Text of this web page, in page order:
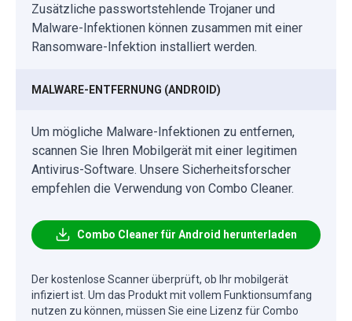
Zusätzliche passwortstehlende Trojaner und
Malware-Infektionen können zusammen mit einer
Ransomware-Infektion installiert werden.
MALWARE-ENTFERNUNG (ANDROID)
Um mögliche Malware-Infektionen zu entfernen,
scannen Sie Ihren Mobilgerät mit einer legitimen
Antivirus-Software. Unsere Sicherheitsforscher
empfehlen die Verwendung von Combo Cleaner.
Combo Cleaner für Android herunterladen
Der kostenlose Scanner überprüft, ob Ihr mobilgerät
infiziert ist. Um das Produkt mit vollem Funktionsumfang
nutzen zu können, müssen Sie eine Lizenz für Combo